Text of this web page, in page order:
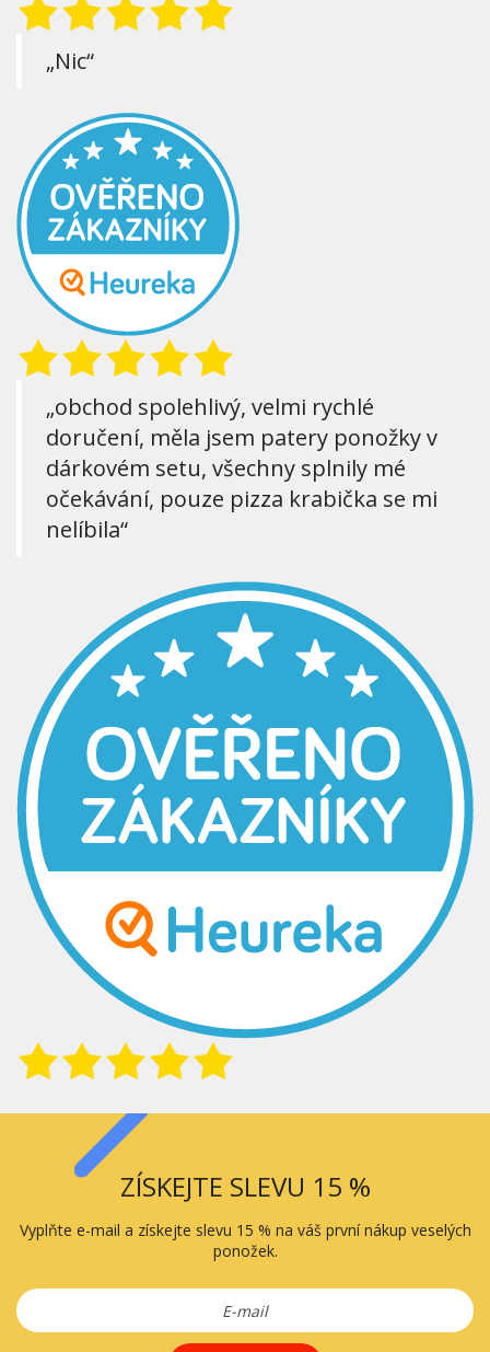
„Nic“
„obchod spolehlivý, velmi rychlé
doručení, měla jsem patery ponožky v
dárkovém setu, všechny splnily mé
očekávání, pouze pizza krabička se mi
nelíbila“
ZÍSKEJTE SLEVU 15 %
Vyplňte e-mail a získejte slevu 15 % na váš první nákup veselých
ponožek.